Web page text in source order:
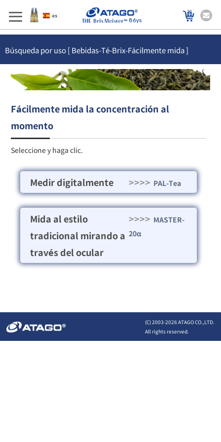
86ys
Búsqueda por uso [ Bebidas-Té-Brix-Fácilmente mida ]
Fácilmente mida la concentración al
momento
Seleccione y haga clic.
Medir digitalmente >>>> PAL-Tea
Mida al estilo
tradicional mirando a
través del ocular
>>>> MASTER-
20α
(C) 2003-2026 ATAGO CO.,LTD.
All rights reserved.